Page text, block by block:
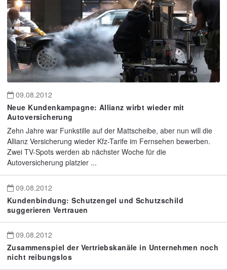
09.08.2012
Neue Kundenkampagne: Allianz wirbt wieder mit
Autoversicherung
Zehn Jahre war Funkstille auf der Mattscheibe, aber nun will die
Allianz Versicherung wieder Kfz-Tarife im Fernsehen bewerben.
Zwei TV-Spots werden ab nächster Woche für die
Autoversicherung platzier ...
09.08.2012
Kundenbindung: Schutzengel und Schutzschild
suggerieren Vertrauen
09.08.2012
Zusammenspiel der Vertriebskanäle in Unternehmen noch
nicht reibungslos